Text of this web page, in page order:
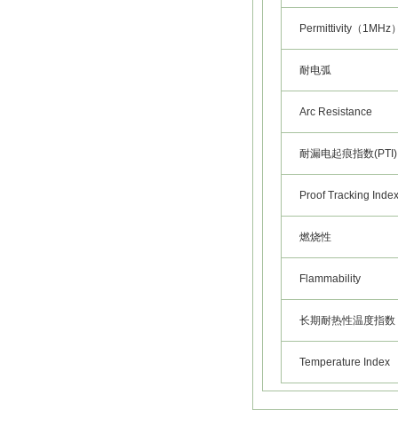
Permittivity（1MHz
耐电弧
Arc Resistance
耐漏电起痕指数(PTI)
Proof Tracking
燃烧性
Flammability
长期耐热性温度指数
Temperature Index